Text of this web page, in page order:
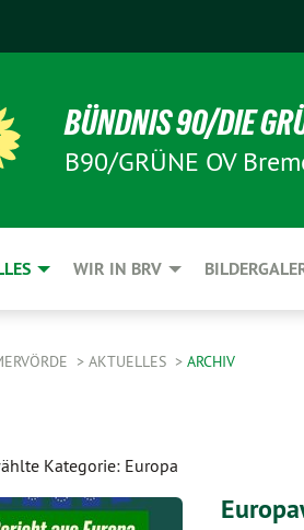
BÜNDNIS 90/DIE
B90/GRÜNE OV
WIR IN BRV
AKTUELLES ARCHIV
Kategorie: Europa